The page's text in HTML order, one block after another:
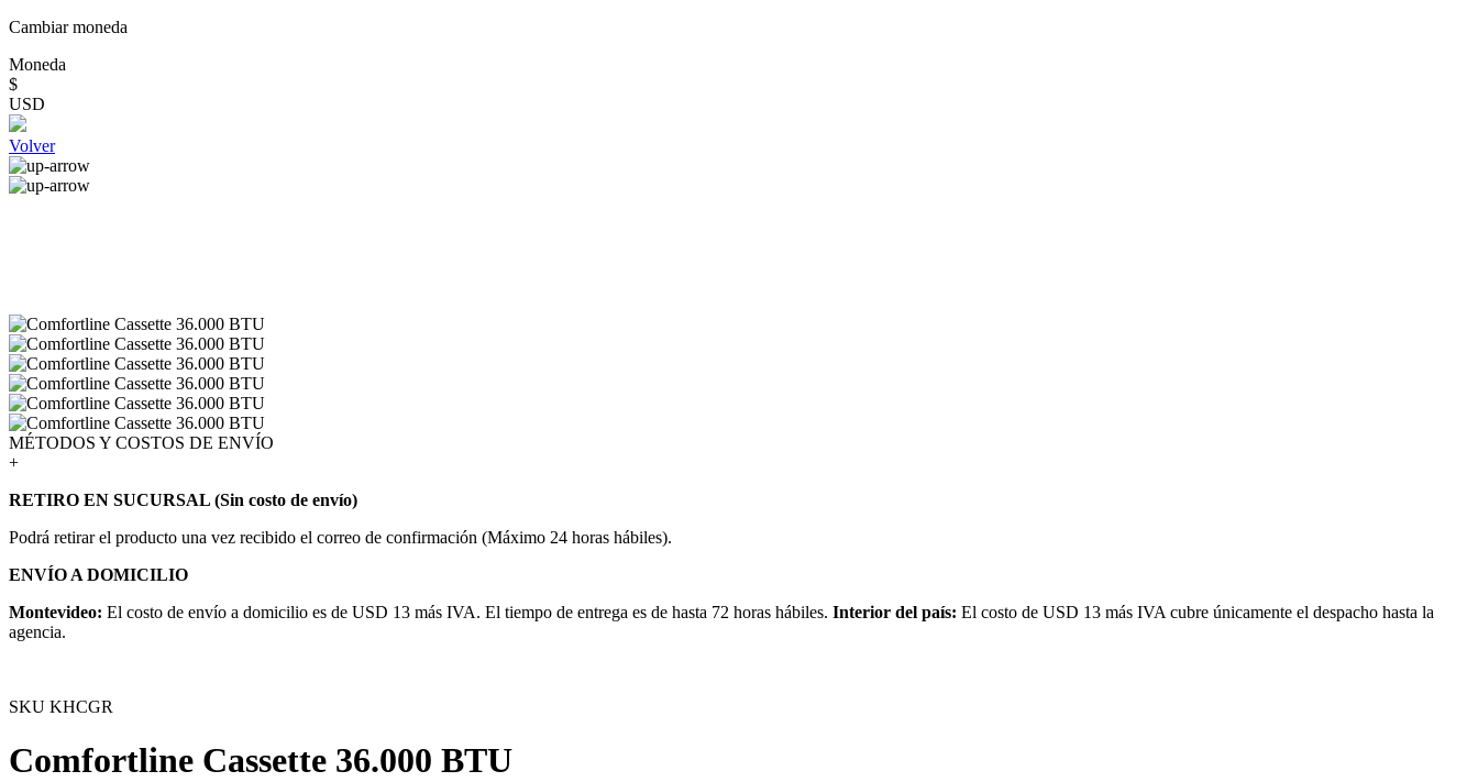
Cambiar moneda
Moneda
$
USD
Volver
MÉTODOS Y COSTOS DE ENVÍO
+
RETIRO EN SUCURSAL (Sin costo de envío)
Podrá retirar el producto una vez recibido el correo de confirmación (Máximo 24 horas hábiles).
ENVÍO A DOMICILIO
Montevideo: El costo de envío a domicilio es de USD 13 más IVA. El tiempo de entrega es de hasta 72 horas hábiles. Interior del país: El costo de USD 13 más IVA cubre únicamente el despacho hasta la
agencia.
SKU KHCGR
Comfortline Cassette 36.000 BTU